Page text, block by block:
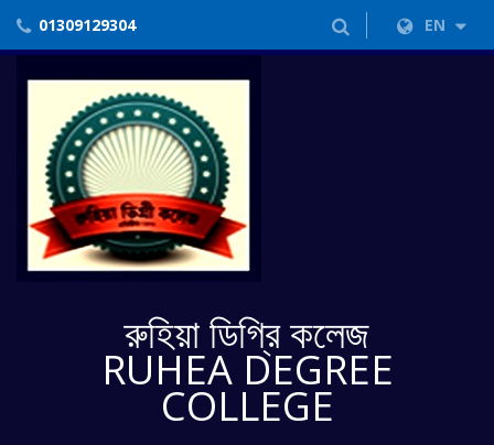
01309129304 EN
রুহিয়া ডিগ্রি কলেজ
RUHEA DEGREE
COLLEGE